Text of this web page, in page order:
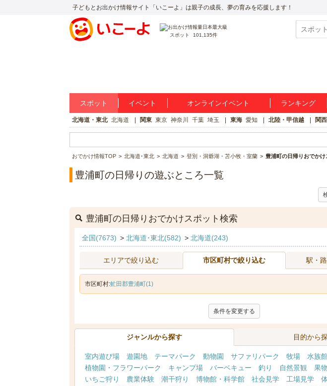
子どもとお出かけ情報サイト「いこーよ」は親子の成長、夢の育みを応援します！
スポット 101,135件
スポット イベント オンラインイベント ランキング
北海道・東北 北海道 関東 東京 神奈川 千葉 埼玉 東海 愛知 北陸・甲信越 関西
おでかけ情報TOP 北海道･東北 北海道 登別・洞爺湖・苫小牧・室蘭 豊浦町の日帰りおでかけ
豊浦町の日帰りの遊ぶところ一覧
豊浦町の日帰りおでかけスポット検索
全国(7673) > 北海道･東北(582) > 北海道(243)
エリアで絞り込む 市区町村で絞り込む 駅・
市区町村:虻田郡豊浦町(1)
条件を変更する
ジャンルから探す 目的から
室内遊び場 遊園地 テーマパーク 動物園 サファリパーク 牧場
水族
植物園・フラワーパーク
キャンプ場 バーベキュー 釣り 自然景観
果
いちご狩り
農業体験 潮干狩り 博物館・科学館 社会見学 工場見学